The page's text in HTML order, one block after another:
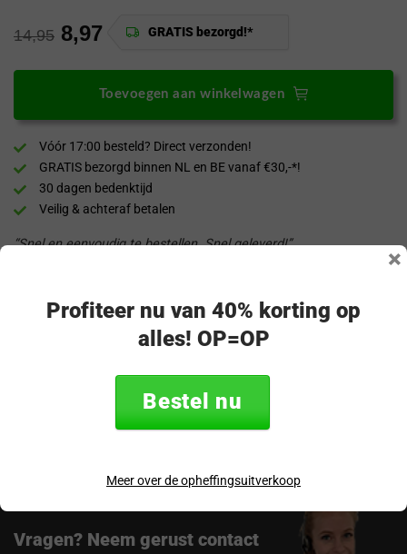
GRATIS bezorgd!*
14,95 8,97
Toevoegen aan winkelwagen
Vóór 17:00 besteld? Direct verzonden!
GRATIS bezorgd binnen NL en BE vanaf €30,-*!
30 dagen bedenktijd
Veilig & achteraf betalen
“Snel en eenvoudig te bestellen. Snel geleverd!”
Productomschrijving
Verzending & retourneren
Vragen? Neem gerust contact
Profiteer nu van 40% korting op
alles! OP=OP
Bestel nu
Meer over de opheffingsuitverkoop
×